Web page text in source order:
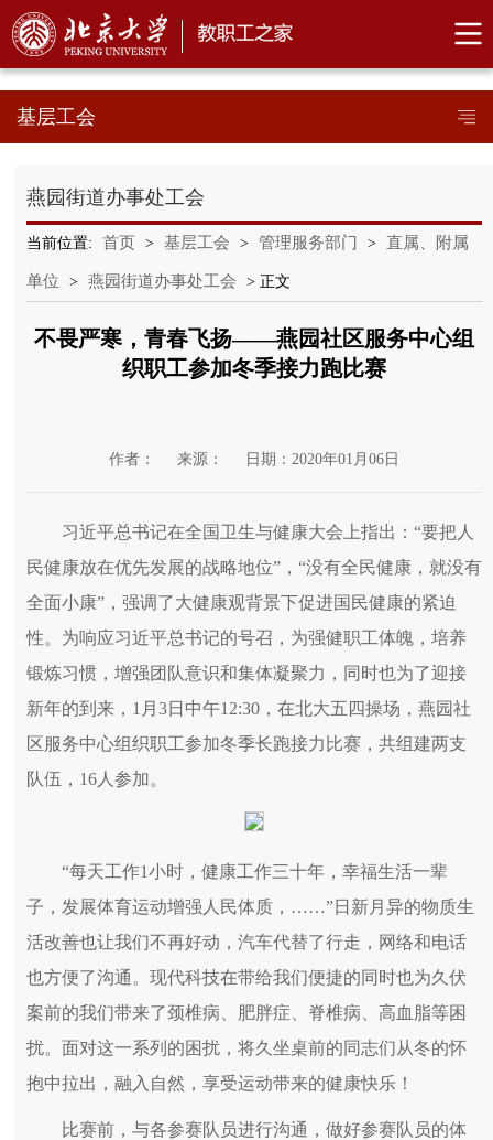
基层工会
燕园街道办事处工会
当前位置: 首页 > 基层工会 > 管理服务部门 > 直属、附属
单位 > 燕园街道办事处工会 > 正文
不畏严寒，青春飞扬——燕园社区服务中心组
织职工参加冬季接力跑比赛
作者： 来源： 日期：2020年01月06日
习近平总书记在全国卫生与健康大会上指出：“要把人
民健康放在优先发展的战略地位”，“没有全民健康，就没有
全面小康”，强调了大健康观背景下促进国民健康的紧迫
性。为响应习近平总书记的号召，为强健职工体魄，培养
锻炼习惯，增强团队意识和集体凝聚力，同时也为了迎接
新年的到来，1月3日中午12:30，在北大五四操场，燕园社
区服务中心组织职工参加冬季长跑接力比赛，共组建两支
队伍，16人参加。
“每天工作1小时，健康工作三十年，幸福生活一辈
子，发展体育运动增强人民体质，……”日新月异的物质生
活改善也让我们不再好动，汽车代替了行走，网络和电话
也方便了沟通。现代科技在带给我们便捷的同时也为久伏
案前的我们带来了颈椎病、肥胖症、脊椎病、高血脂等困
扰。面对这一系列的困扰，将久坐桌前的同志们从冬的怀
抱中拉出，融入自然，享受运动带来的健康快乐！
比赛前，与各参赛队员进行沟通，做好参赛队员的体